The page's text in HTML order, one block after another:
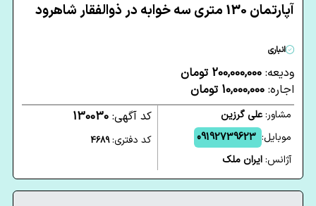
آپارتمان 130 متری سه خوابه در ذوالفقار شاهرود
انباری
ودیعه: 200,000,000 تومان
اجاره: 10,000,000 تومان
مشاور:علی گرزین
موبایل: 09192739623
آژانس:ایران ملک
کد آگهی: 130030
کد دفتری:4689